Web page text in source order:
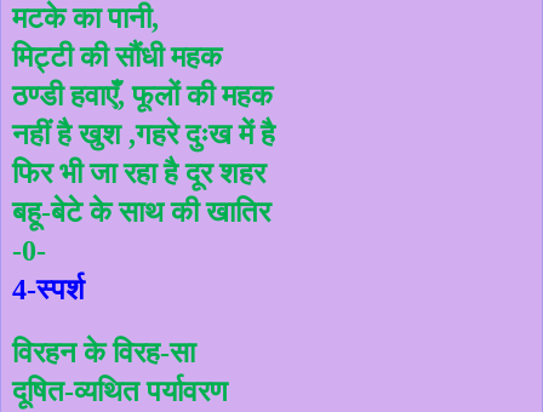
मटके का पानी,
मिट्टी की सौंधी महक
ठण्डी हवाएँ,फूलों की महक
नहीं है खुश ,गहरे दुःख में है
फिर भी जा रहा है दूर शहर
बहू-बेटे के साथ की खातिर
-0-
4-स्पर्श
विरहन के विरह-सा
दूषित-व्यथित पर्यावरण